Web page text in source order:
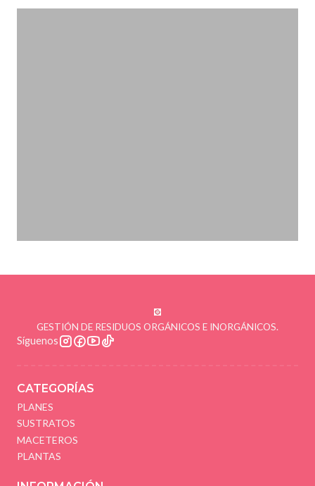
GESTIÓN DE RESIDUOS ORGÁNICOS E INORGÁNICOS.
Síguenos
CATEGORÍAS
PLANES
SUSTRATOS
MACETEROS
PLANTAS